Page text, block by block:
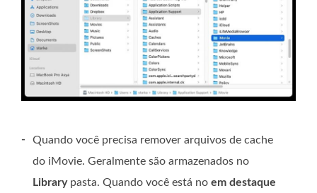
-
Quando você precisa remover arquivos de cache
do iMovie. Geralmente são armazenados no
Librarypasta. Quando você está no em destaque